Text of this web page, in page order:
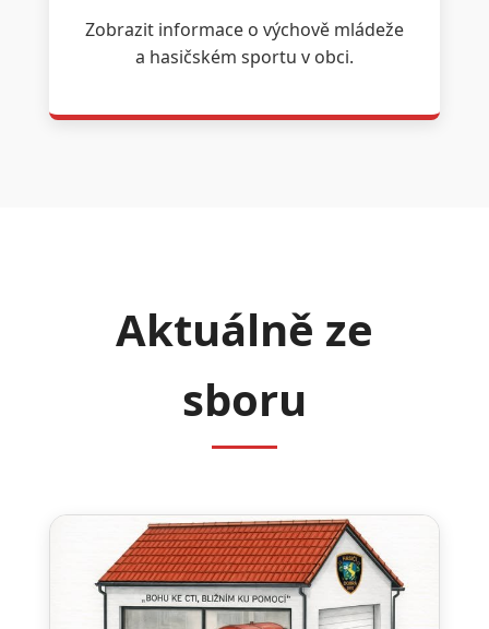
Zobrazit informace o výchově mládeže
a hasičském sportu v obci.
Aktuálně ze
sboru